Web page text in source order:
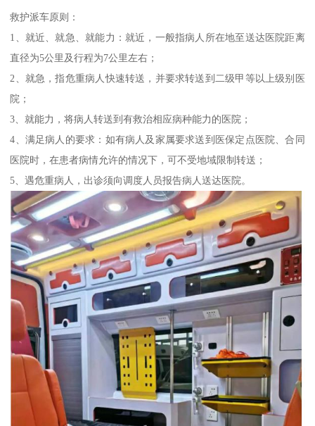
救护派车原则：
1、就近、就急、就能力：就近，一般指病人所在地至送达医院距离
直径为5公里及行程为7公里左右；
2、就急，指危重病人快速转送，并要求转送到二级甲等以上级别医
院；
3、就能力，将病人转送到有救治相应病种能力的医院；
4、满足病人的要求：如有病人及家属要求送到医保定点医院、合同
医院时，在患者病情允许的情况下，可不受地域限制转送；
5、遇危重病人，出诊须向调度人员报告病人送达医院。